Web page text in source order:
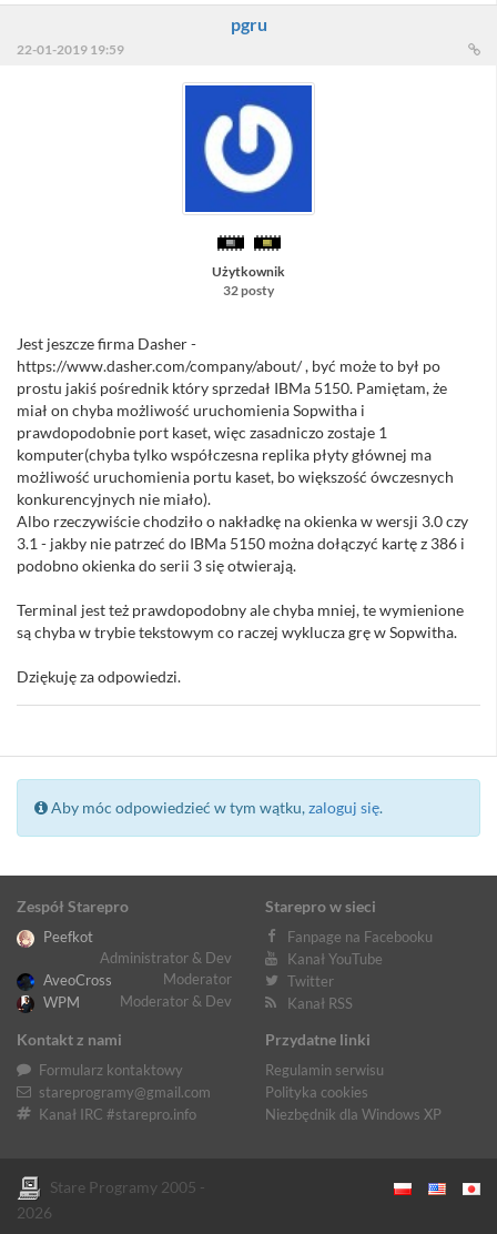
pgru
22-01-2019 19:59
Użytkownik
32 posty
Jest jeszcze firma Dasher -
https://www.dasher.com/company/about/ , być może to był po
prostu jakiś pośrednik który sprzedał IBMa 5150. Pamiętam, że
miał on chyba możliwość uruchomienia Sopwitha i
prawdopodobnie port kaset, więc zasadniczo zostaje 1
komputer(chyba tylko współczesna replika płyty głównej ma
możliwość uruchomienia portu kaset, bo większość ówczesnych
konkurencyjnych nie miało).
Albo rzeczywiście chodziło o nakładkę na okienka w wersji 3.0 czy
3.1 - jakby nie patrzeć do IBMa 5150 można dołączyć kartę z 386 i
podobno okienka do serii 3 się otwierają.
Terminal jest też prawdopodobny ale chyba mniej, te wymienione
są chyba w trybie tekstowym co raczej wyklucza grę w Sopwitha.
Dziękuję za odpowiedzi.
Aby móc odpowiedzieć w tym wątku,zaloguj się.
Zespół Starepro
Peefkot
Administrator & Dev
AveoCross
Moderator
WPM
Moderator & Dev
Starepro w sieci
Fanpage na Facebooku
Kanał YouTube
Twitter
Kanał RSS
Kontakt z nami
Formularz kontaktowy
stareprogramy@gmail.com
Kanał IRC #starepro.info
Przydatne linki
Regulamin serwisu
Polityka cookies
Niezbędnik dla Windows XP
Stare Programy 2005 -
2026